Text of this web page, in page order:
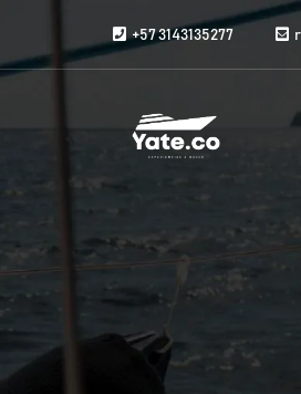
+57 3143135277